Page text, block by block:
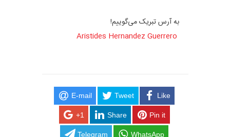
به آرس تبریک می‌گوییم!
Aristides Hernandez Guerrero
E-mail Tweet Like
+1 Share Pin it
Telegram WhatsApp